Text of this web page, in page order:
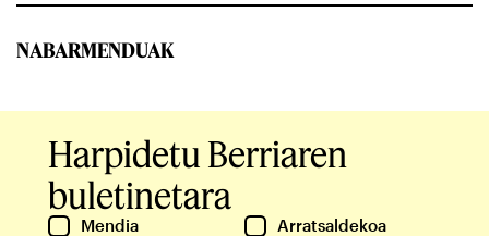
NABARMENDUAK
Harpidetu Berriaren
buletinetara
Mendia
Arratsaldekoa